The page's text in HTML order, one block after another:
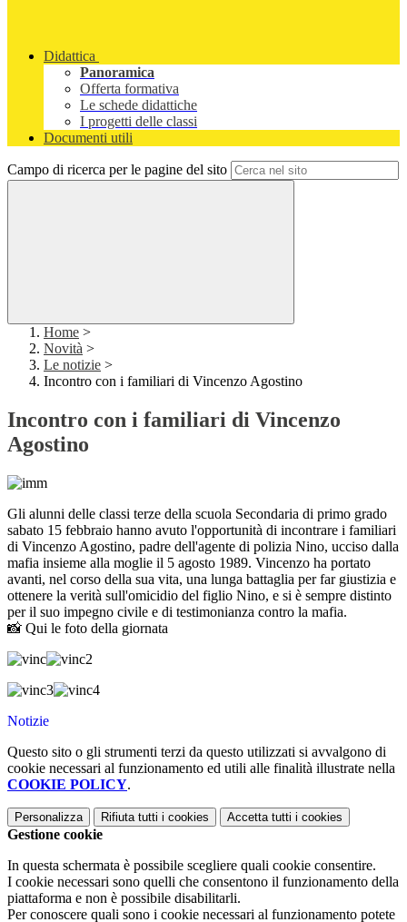
Didattica
Panoramica
Offerta formativa
Le schede didattiche
I progetti delle classi
Documenti utili
Campo di ricerca per le pagine del sito
Home >
Novità >
Le notizie >
Incontro con i familiari di Vincenzo Agostino
Incontro con i familiari di Vincenzo
Agostino
Gli alunni delle classi terze della scuola Secondaria di primo grado
sabato 15 febbraio hanno avuto l'opportunità di incontrare i familiari
di Vincenzo Agostino, padre dell'agente di polizia Nino, ucciso dalla
mafia insieme alla moglie il 5 agosto 1989. Vincenzo ha portato
avanti, nel corso della sua vita, una lunga battaglia per far giustizia e
ottenere la verità sull'omicidio del figlio Nino, e si è sempre distinto
per il suo impegno civile e di testimonianza contro la mafia.
📸 Qui le foto della giornata
Notizie
Questo sito o gli strumenti terzi da questo utilizzati si avvalgono di
cookie necessari al funzionamento ed utili alle finalità illustrate nella
COOKIE POLICY.
Personalizza Rifiuta tutti i cookies Accetta tutti i cookies
Gestione cookie
In questa schermata è possibile scegliere quali cookie consentire.
I cookie necessari sono quelli che consentono il funzionamento della
piattaforma e non è possibile disabilitarli.
Per conoscere quali sono i cookie necessari al funzionamento potete